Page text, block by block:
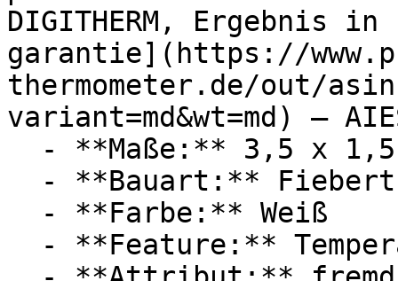
DIGITHERM, Ergebnis in
garantie](https://
thermometer.de/out/
variant=md&wt=md) —